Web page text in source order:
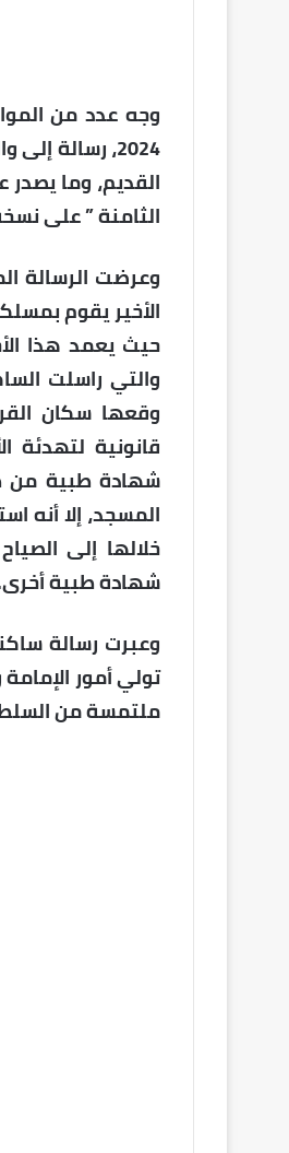
2024، رسالة
القديم، وما
الثامنة ” على
وعرضت الرسالة
الأخير يقوم
حيث يعمد هذا
والتي راسلت
وقعها سكان
قانونية
شهادة طبية من
المسجد، إلا أنه
خلالها إلى
شهادة طبية
وعبرت رسالة
تولي أمور
ملتمسة من